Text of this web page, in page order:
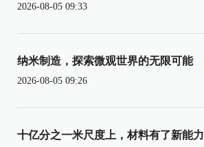
2026-08-05 09:33
纳米制造，探索微观世界的无限可能
2026-08-05 09:26
十亿分之一米尺度上，材料有了新能力